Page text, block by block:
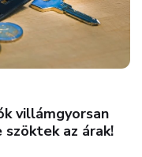
villámgyorsan
az árak!